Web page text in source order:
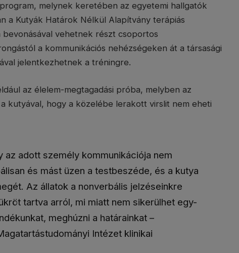
melynek keretében az egyetemi hallgatók
a Kutyák Határok Nélkül Alapítvány terápiás
vehetnek részt csoportos
a kommunikációs nehézségeken át a társasági
jelentkezhetnek a tréningre.
az élelem-megtagadási próba, melyben az
kutyával, hogy a közelébe lerakott virslit nem eheti
az adott személy kommunikációja nem
és mást üzen a testbeszéde, és a kutya
Az állatok a nonverbális jelzéseinkre
tartva arról, mi miatt nem sikerülhet egy-
meghúzni a határainkat –
Intézet klinikai